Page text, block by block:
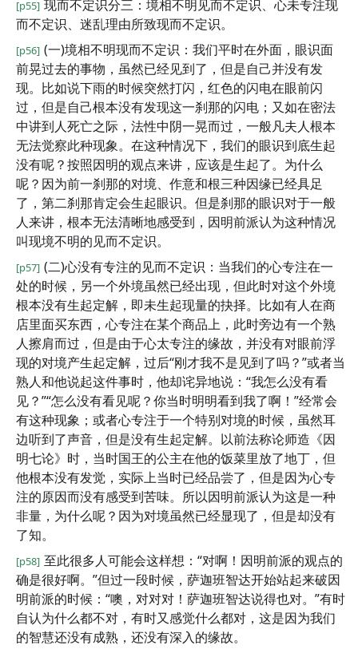
[p55] 现而不定识分三：境相不明见而不定识、心未专注现
而不定识、迷乱理由所致现而不定识。
[p56] (一)境相不明现而不定识：我们平时在外面，眼识面
前晃过去的事物，虽然已经见到了，但是自己并没有发
现。比如说下雨的时候突然打闪，红色的闪电在眼前闪
过，但是自己根本没有发现这一刹那的闪电；又如在密法
中讲到人死亡之际，法性中阴一晃而过，一般凡夫人根本
无法觉察此种现象。在这种情况下，我们的眼识到底生起
没有呢？按照因明的观点来讲，应该是生起了。为什么
呢？因为前一刹那的对境、作意和根三种因缘已经具足
了，第二刹那肯定会生起眼识。但是刹那的眼识对于一般
人来讲，根本无法清晰地感受到，因明前派认为这种情况
叫现境不明的见而不定识。
[p57] (二)心没有专注的见而不定识：当我们的心专注在一
处的时候，另一个外境虽然已经出现，但此时对这个外境
根本没有生起定解，即未生起现量的抉择。比如有人在商
店里面买东西，心专注在某个商品上，此时旁边有一个熟
人擦肩而过，但是由于心太专注的缘故，并没有对眼前浮
现的对境产生起定解，过后“刚才我不是见到了吗？”或者当
熟人和他说起这件事时，他却诧异地说：“我怎么没有看
见？”“怎么没有看见呢？你当时明明看到我了啊！”经常会
有这种现象；或者心专注于一个特别对境的时候，虽然耳
边听到了声音，但是没有生起定解。以前法称论师造《因
明七论》时，当时国王的公主在他的饭菜里放了地丁，但
他根本没有发觉，实际上当时已经品尝了，但是因为心专
注的原因而没有感受到苦味。所以因明前派认为这是一种
非量，为什么呢？因为对境虽然已经显现了，但是却没有
了知。
[p58] 至此很多人可能会这样想：“对啊！因明前派的观点的
确是很好啊。”但过一段时候，萨迦班智达开始站起来破因
明前派的时候：“噢，对对对！萨迦班智达说得也对。”有时
自认为什么都不对，有时又感觉什么都对，这是因为我们
的智慧还没有成熟，还没有深入的缘故。